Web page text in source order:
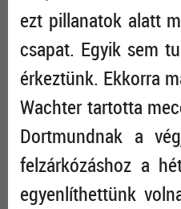
ezt pillanatok alatt
csapat. Egyik sem
érkeztünk. Ekkorra
Wachter tartotta
Dortmundnak a
felzárkózáshoz a
egyenlíthettünk